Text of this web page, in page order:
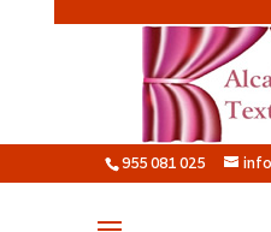
955 081 025